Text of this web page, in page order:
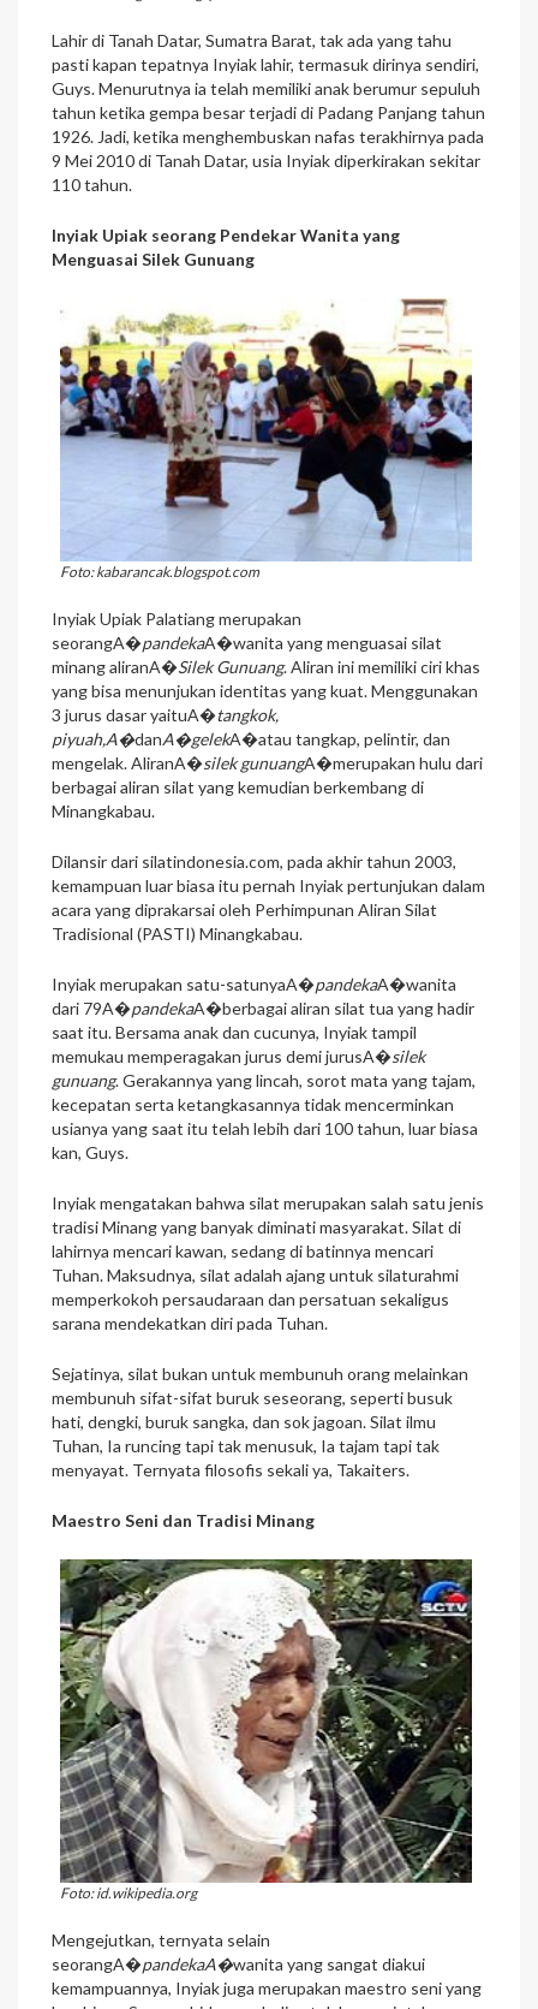
Lahir di Tanah Datar, Sumatra Barat, tak ada yang tahu
pasti kapan tepatnya Inyiak lahir, termasuk dirinya sendiri,
Guys. Menurutnya ia telah memiliki anak berumur sepuluh
tahun ketika gempa besar terjadi di Padang Panjang tahun
1926. Jadi, ketika menghembuskan nafas terakhirnya pada
9 Mei 2010 di Tanah Datar, usia Inyiak diperkirakan sekitar
110 tahun.
Inyiak Upiak seorang Pendekar Wanita yang
Menguasai Silek Gunuang
Foto: kabarancak.blogspot.com
Inyiak Upiak Palatiang merupakan
seorangA�pandekaA�wanita yang menguasai silat
minang aliranA�Silek Gunuang. Aliran ini memiliki ciri khas
yang bisa menunjukan identitas yang kuat. Menggunakan
3 jurus dasar yaituA�tangkok,
piyuah,A�danA�gelekA�atau tangkap, pelintir, dan
mengelak. AliranA�silek gunuangA�merupakan hulu dari
berbagai aliran silat yang kemudian berkembang di
Minangkabau.
Dilansir dari silatindonesia.com, pada akhir tahun 2003,
kemampuan luar biasa itu pernah Inyiak pertunjukan dalam
acara yang diprakarsai oleh Perhimpunan Aliran Silat
Tradisional (PASTI) Minangkabau.
Inyiak merupakan satu-satunyaA�pandekaA�wanita
dari 79A�pandekaA�berbagai aliran silat tua yang hadir
saat itu. Bersama anak dan cucunya, Inyiak tampil
memukau memperagakan jurus demi jurusA�silek
gunuang. Gerakannya yang lincah, sorot mata yang tajam,
kecepatan serta ketangkasannya tidak mencerminkan
usianya yang saat itu telah lebih dari 100 tahun, luar biasa
kan, Guys.
Inyiak mengatakan bahwa silat merupakan salah satu jenis
tradisi Minang yang banyak diminati masyarakat. Silat di
lahirnya mencari kawan, sedang di batinnya mencari
Tuhan. Maksudnya, silat adalah ajang untuk silaturahmi
memperkokoh persaudaraan dan persatuan sekaligus
sarana mendekatkan diri pada Tuhan.
Sejatinya, silat bukan untuk membunuh orang melainkan
membunuh sifat-sifat buruk seseorang, seperti busuk
hati, dengki, buruk sangka, dan sok jagoan. Silat ilmu
Tuhan, Ia runcing tapi tak menusuk, Ia tajam tapi tak
menyayat. Ternyata filosofis sekali ya, Takaiters.
Maestro Seni dan Tradisi Minang
Foto: id.wikipedia.org
Mengejutkan, ternyata selain
seorangA�pandekaA�wanita yang sangat diakui
kemampuannya, Inyiak juga merupakan maestro seni yang